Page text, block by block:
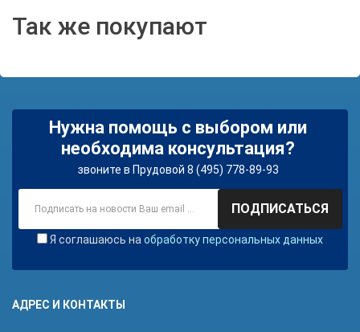
Так же покупают
Нужна помощь с выбором или
необходима консультация?
звоните в Прудовой 8 (495) 778-89-93
ПОДПИСАТЬСЯ
Я соглашаюсь на обработку персональных данных
АДРЕС И КОНТАКТЫ